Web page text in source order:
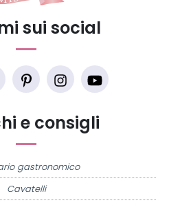
e consigli
gastronomico
Cavatelli
sui social